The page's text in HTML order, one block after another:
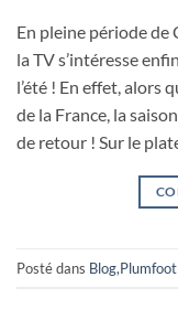
En pleine période de
la TV s’intéresse
l’été ! En effet, alors
de la France, la
de retour ! Sur le
Posté dans Blog,Plumfoot